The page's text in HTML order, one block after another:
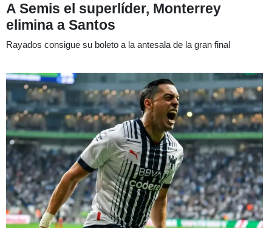
A Semis el superlíder, Monterrey
elimina a Santos
Rayados consigue su boleto a la antesala de la gran final